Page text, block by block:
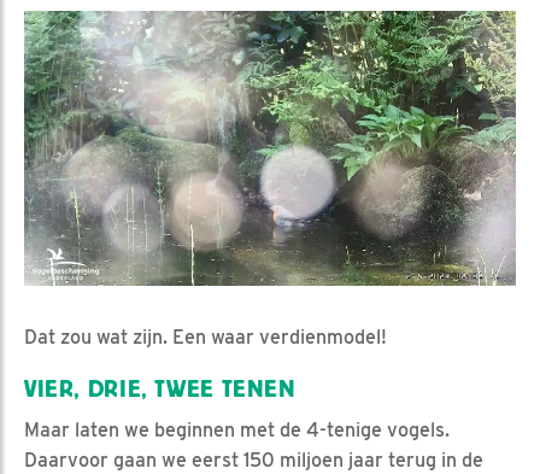
Dat zou wat zijn. Een waar verdienmodel!
VIER, DRIE, TWEE TENEN
Maar laten we beginnen met de 4-tenige vogels.
Daarvoor gaan we eerst 150 miljoen jaar terug in de